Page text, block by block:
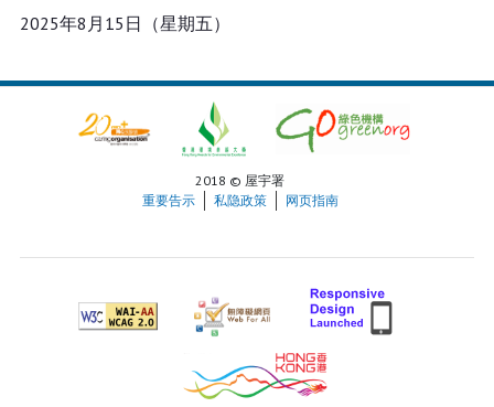
2025年8月15日（星期五）
2018 © 屋宇署
重要告示
私隐政策 网页指南